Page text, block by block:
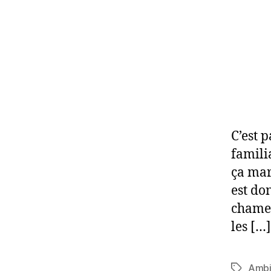
C’est
ça
est
les […]